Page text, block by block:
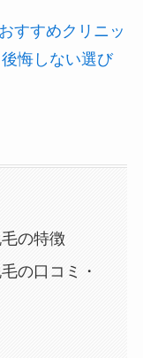
すすめクリニッ
悔しない選び
の特徴
の口コミ・